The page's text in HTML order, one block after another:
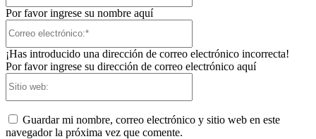
Por favor ingrese su nombre aquí
¡Has introducido una dirección de correo electrónico incorrecta!
Por favor ingrese su dirección de correo electrónico aquí
Guardar mi nombre, correo electrónico y sitio web en este
navegador la próxima vez que comente.